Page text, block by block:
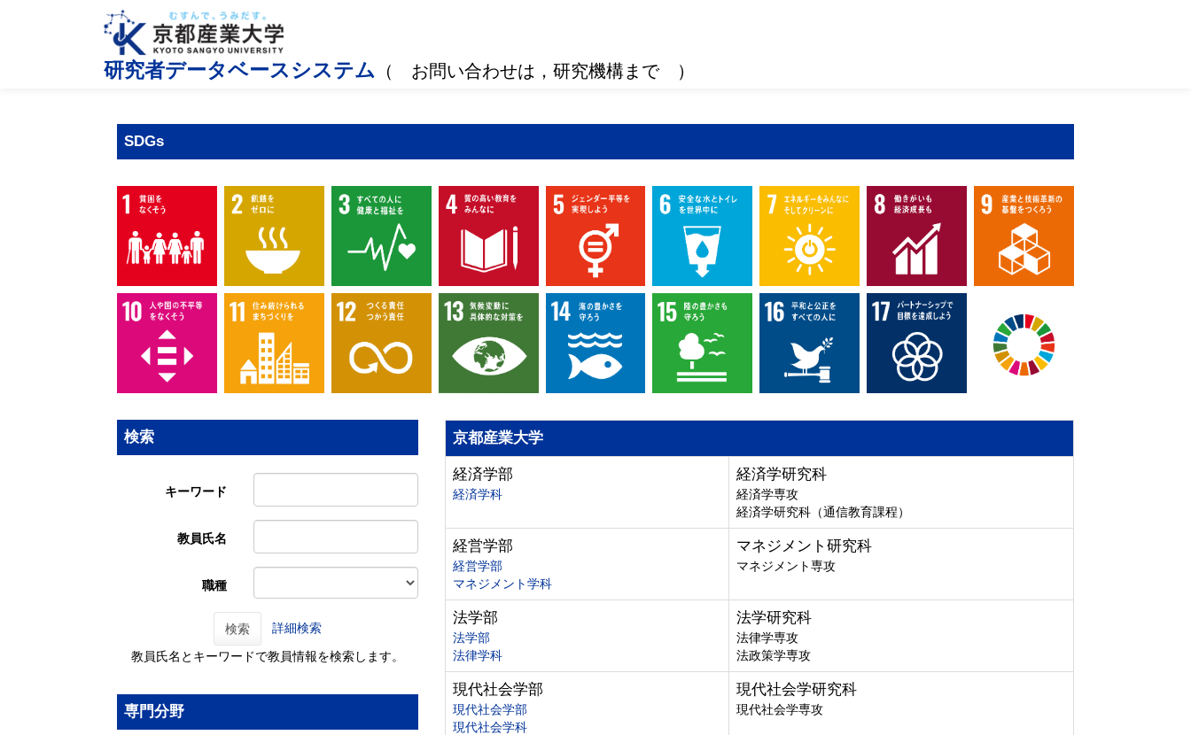
研究者データベースシステム （ お問い合わせは，研究機構まで ）
SDGs
検索
キーワード
教員氏名
職種
検索 詳細検索
教員氏名とキーワードで教員情報を検索します。
専門分野
京都産業大学
経済学部
経済学科
経済学研究科
経済学専攻
経済学研究科（通信教育課程）
経営学部
経営学部
マネジメント学科
マネジメント研究科
マネジメント専攻
法学部
法学部
法律学科
法学研究科
法律学専攻
法政策学専攻
現代社会学部
現代社会学部
現代社会学科
現代社会学研究科
現代社会学専攻